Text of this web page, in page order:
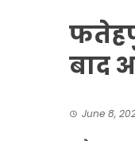
बाद
June 8,